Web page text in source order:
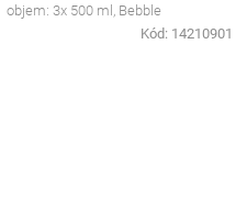
objem: 3x 500 ml, Bebble
Kód: 14210901